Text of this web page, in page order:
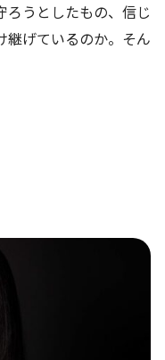
ろうとしたもの、信じ
継げているのか。そん